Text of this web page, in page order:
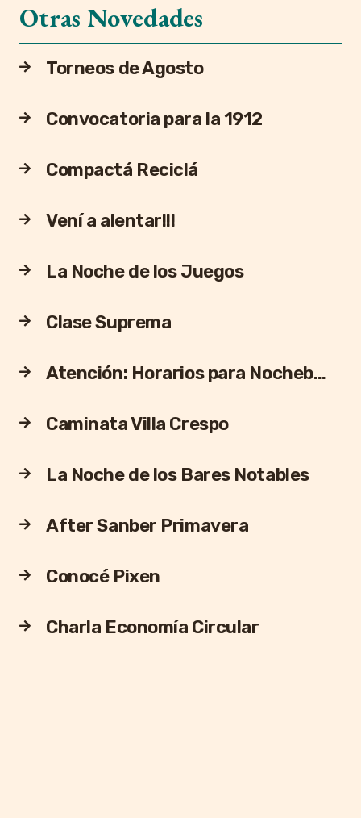
Otras Novedades
Torneos de Agosto
Convocatoria para la 1912
Compactá Reciclá
Vení a alentar!!!
La Noche de los Juegos
Clase Suprema
Atención: Horarios para Nocheb…
Caminata Villa Crespo
La Noche de los Bares Notables
After Sanber Primavera
Conocé Pixen
Charla Economía Circular